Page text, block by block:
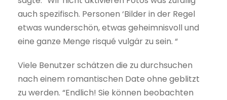
auch spezifisch. Personen ‘Bilder in der Regel
etwas wunderschön, etwas geheimnisvoll und
eine ganze Menge risqué vulgär zu sein. “
Viele Benutzer schätzen die zu durchsuchen
nach einem romantischen Date ohne geblitzt
zu werden. “Endlich! Sie können beobachten